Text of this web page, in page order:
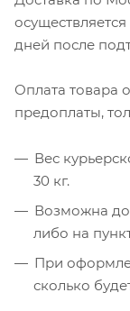
дней после
Оплата товара
предоплаты,
Вес
30 кг.
Возможна
либо на
При
сколько